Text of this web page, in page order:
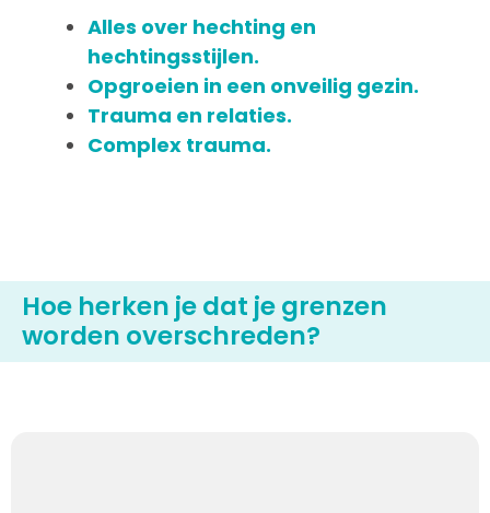
Alles over hechting en
hechtingsstijlen.
Opgroeien in een onveilig gezin.
Trauma en relaties.
Complex trauma.
Hoe herken je dat je grenzen
worden overschreden?